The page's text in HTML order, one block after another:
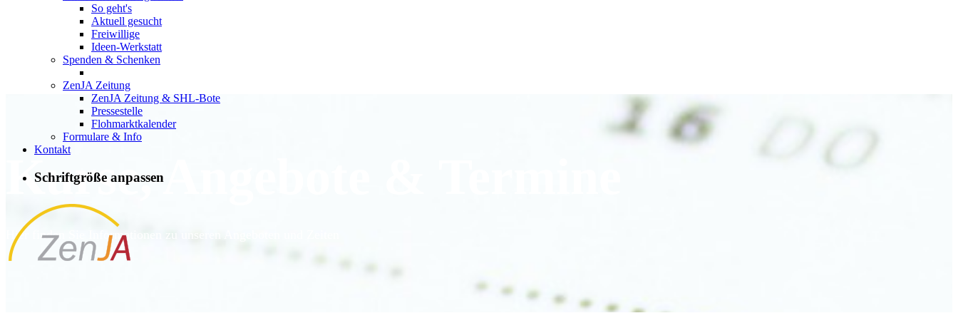
So geht's
Aktuell gesucht
Freiwillige
Ideen-Werkstatt
Spenden & Schenken
ZenJA Zeitung
ZenJA Zeitung & SHL-Bote
Pressestelle
Flohmarktkalender
Formulare & Info
Kontakt
Schriftgröße anpassen
Kurse, Angebote & Termine
Hier finden Sie Informationen zu unseren Angeboten und Zeiten